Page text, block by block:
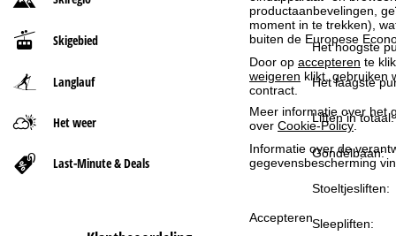
productaanbevelingen,
moment in te trekken),
buiten de Europese
Door op accepteren te
weigeren klikt, gebruiken
contract.
Meer informatie over het
over Cookie-Policy.
Informatie over de
gegevensbescherming
Accepteren
Skigebied
Langlauf
Het weer
Last-Minute & Deals
r
t
p
a
g
i
n
Het hoogste
Het laagste
Liften in totaal:
Gondelbaan:
Stoeltjesliften:
Sleepliften: